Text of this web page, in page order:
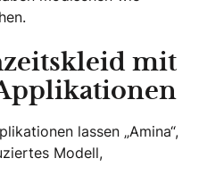
mit
lassen „Amina“,
Modell,